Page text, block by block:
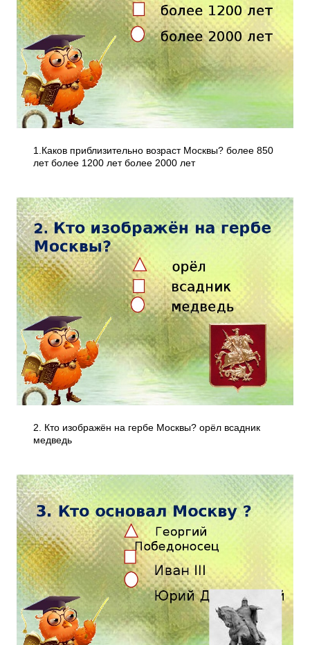
1.Каков приблизительно возраст Москвы? более 850
лет более 1200 лет более 2000 лет
2. Кто изображён на гербе Москвы? орёл всадник
медведь